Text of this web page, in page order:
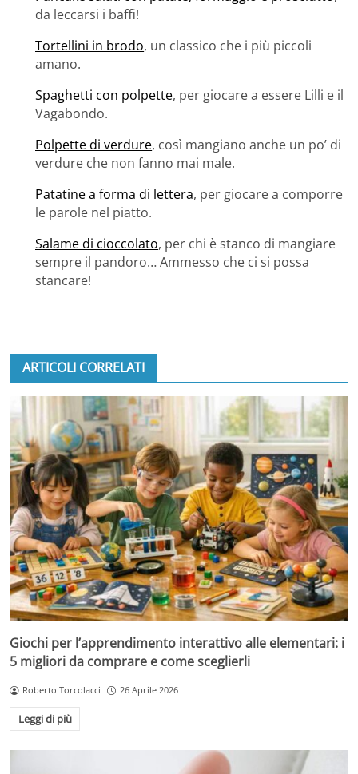
da leccarsi i baffi!
Tortellini in brodo, un classico che i più piccoli
amano.
Spaghetti con polpette, per giocare a essere Lilli e il
Vagabondo.
Polpette di verdure, così mangiano anche un po’ di
verdure che non fanno mai male.
Patatine a forma di lettera, per giocare a comporre
le parole nel piatto.
Salame di cioccolato, per chi è stanco di mangiare
sempre il pandoro… Ammesso che ci si possa
stancare!
ARTICOLI CORRELATI
Giochi per l’apprendimento interattivo alle elementari: i
5 migliori da comprare e come sceglierli
Roberto Torcolacci 26 Aprile 2026
Leggi di più